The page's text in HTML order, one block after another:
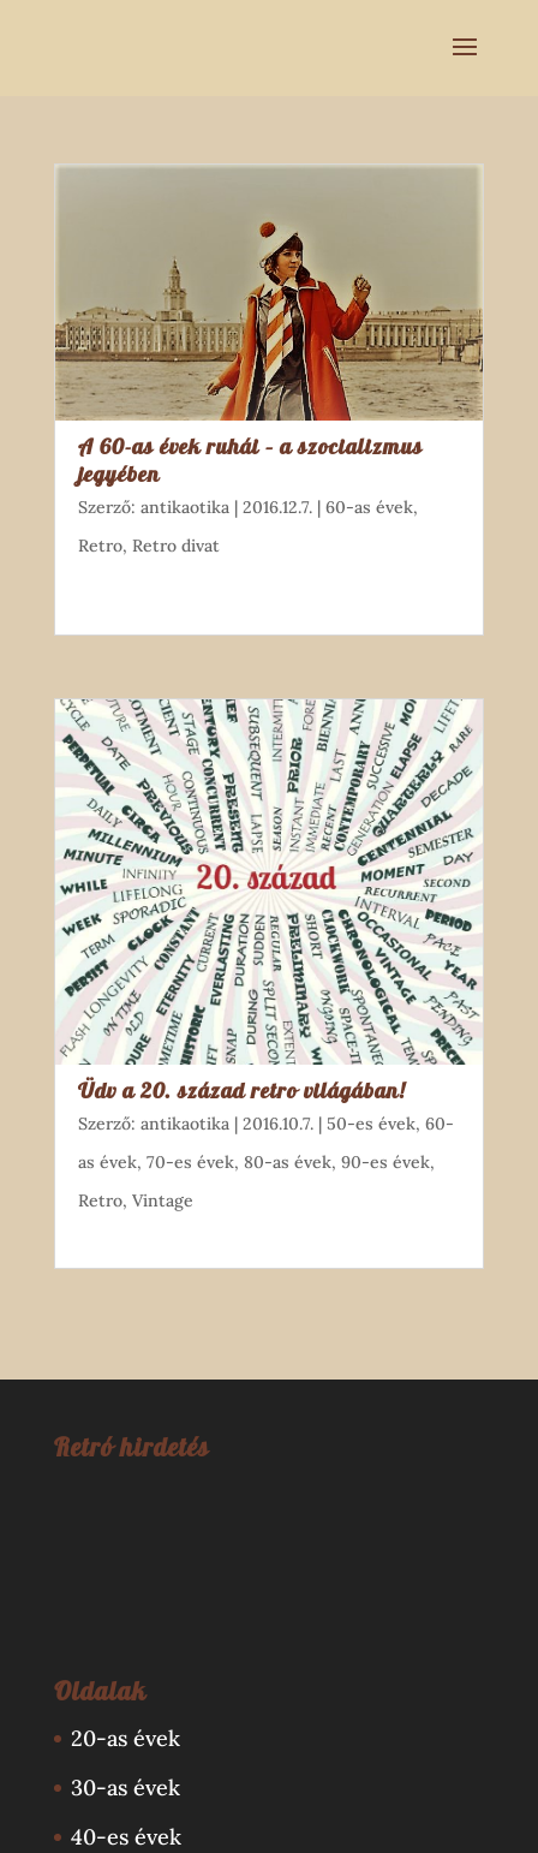
A 60-as évek ruhái – a szocializmus
jegyében
Szerző: antikaotika| 2016.12.7.| 60-as évek,
Retro, Retro divat
Üdv a 20. század retro világában!
Szerző: antikaotika| 2016.10.7.| 50-es évek, 60-
as évek, 70-es évek, 80-as évek, 90-es évek,
Retro, Vintage
Retró hirdetés
Oldalak
20-as évek
30-as évek
40-es évek